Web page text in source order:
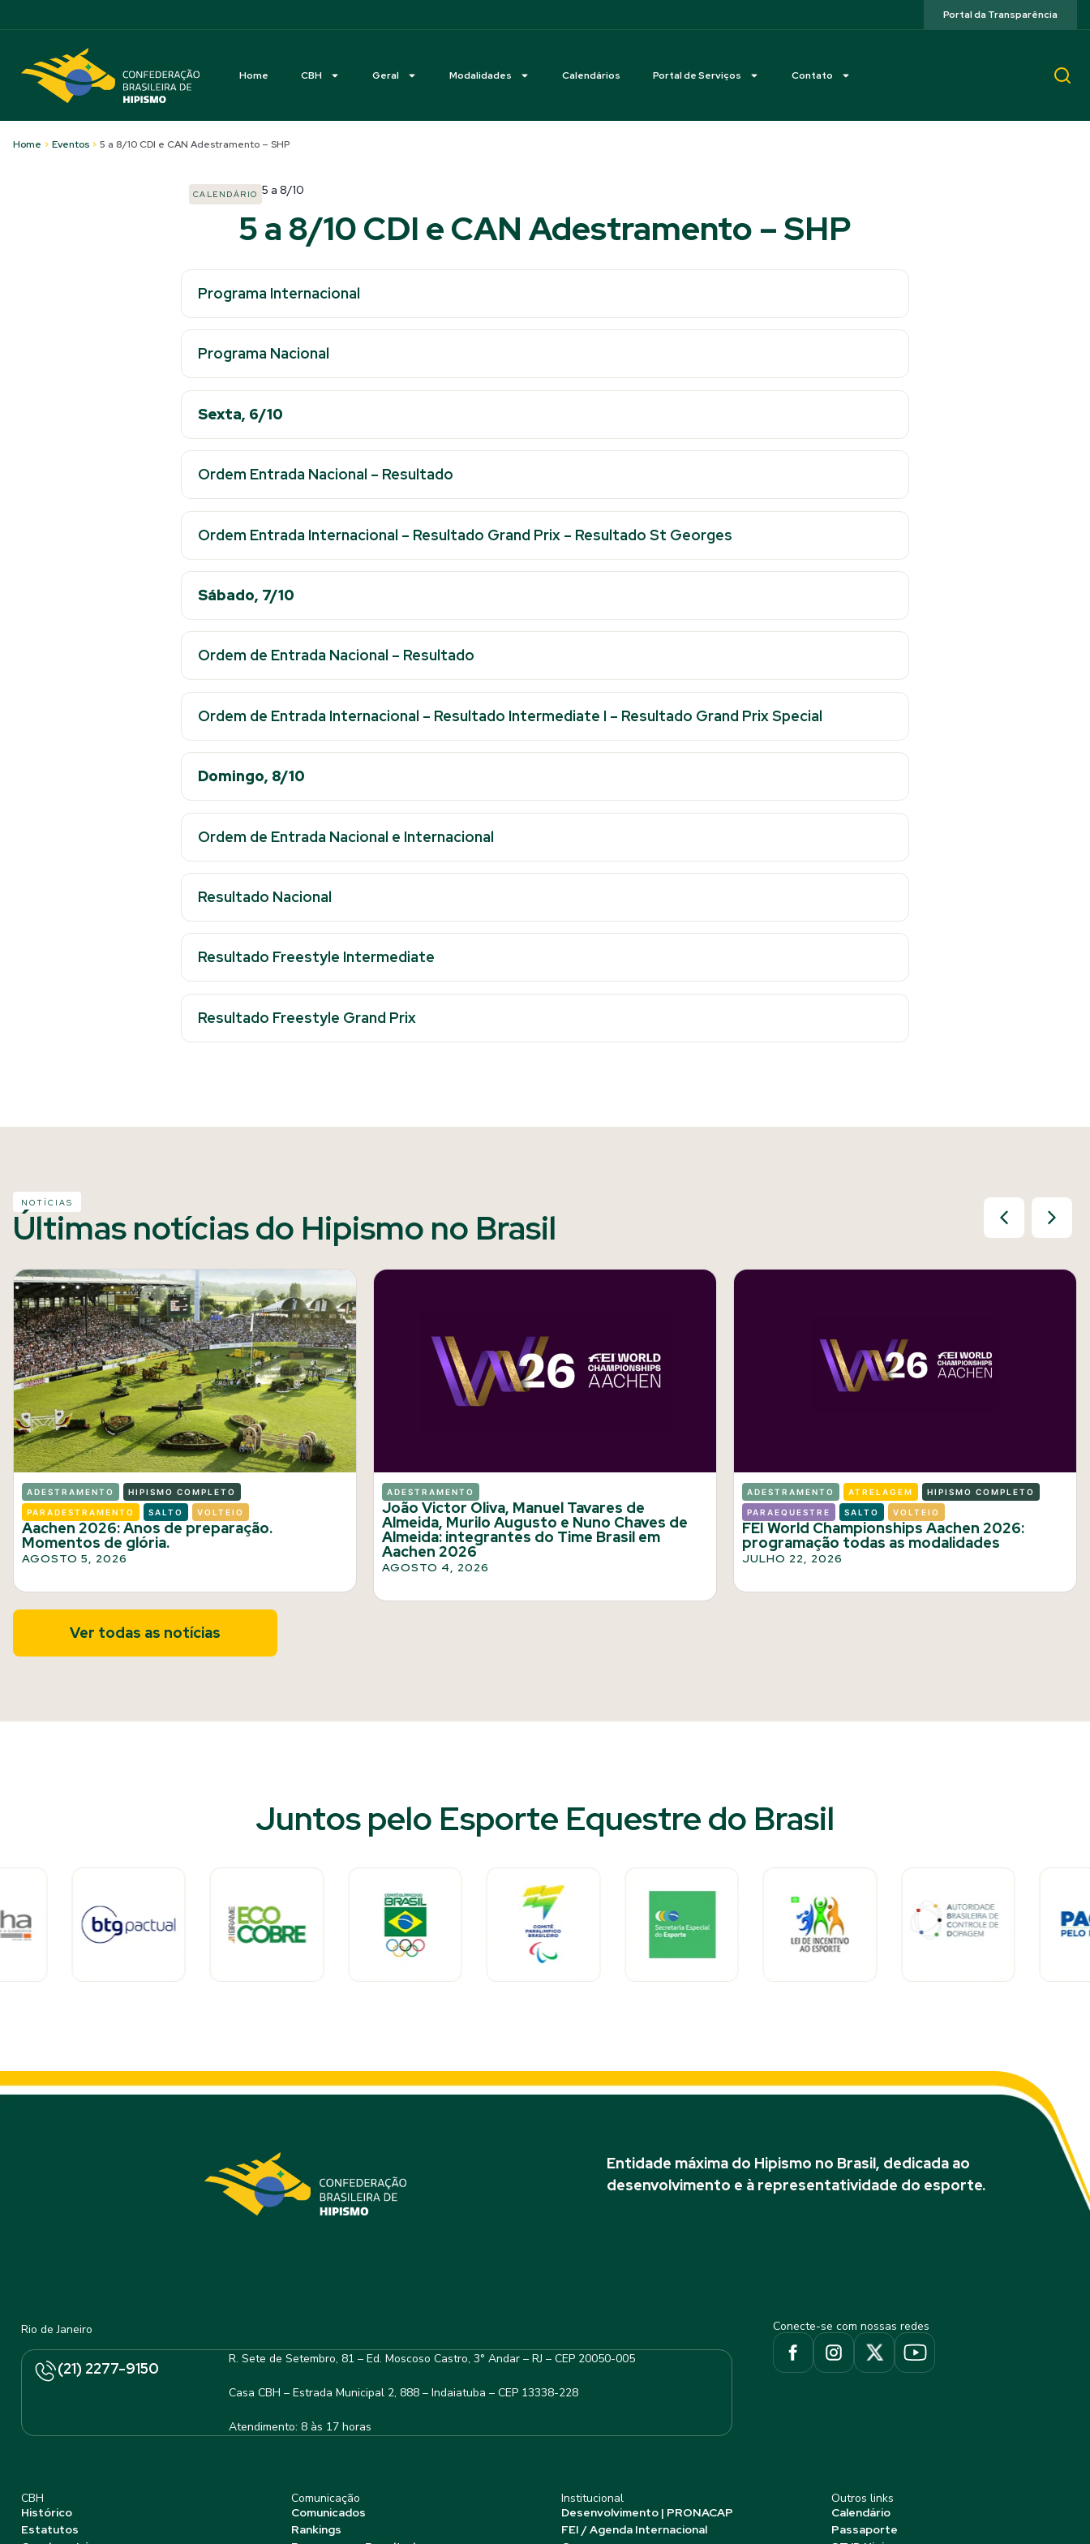
Portal da Transparência
Home CBH Geral Modalidades Calendários Portal de Serviços Contato
Home > Eventos > 5 a 8/10 CDI e CAN Adestramento – SHP
CALENDÁRIO 5 a 8/10
5 a 8/10 CDI e CAN Adestramento – SHP
Programa Internacional
Programa Nacional
Sexta, 6/10
Ordem Entrada Nacional – Resultado
Ordem Entrada Internacional – Resultado Grand Prix– Resultado St Georges
Sábado, 7/10
Ordem de Entrada Nacional – Resultado
Ordem de Entrada Internacional – Resultado Intermediate I – Resultado Grand Prix Special
Domingo, 8/10
Ordem de Entrada Nacional e Internacional
Resultado Nacional
Resultado Freestyle Intermediate
Resultado Freestyle Grand Prix
NOTÍCIAS
Últimas notícias do Hipismo no Brasil
ADESTRAMENTO HIPISMO COMPLETO
PARADESTRAMENTO SALTO VOLTEIO
Aachen 2026: Anos de preparação.
Momentos de glória.
AGOSTO 5, 2026
ADESTRAMENTO
João Victor Oliva, Manuel Tavares de
Almeida, Murilo Augusto e Nuno Chaves de
Almeida: integrantes do Time Brasil em
Aachen 2026
AGOSTO 4, 2026
ADESTRAMENTO ATRELAGEM HIPISMO COMPLETO
PARAEQUESTRE SALTO VOLTEIO
FEI World Championships Aachen 2026:
programação todas as modalidades
JULHO 22, 2026
Ver todas as notícias
Juntos pelo Esporte Equestre do Brasil​
Entidade máxima do Hipismo no Brasil, dedicada ao
desenvolvimento e à representatividade do esporte.
Rio de Janeiro
(21) 2277-9150
R. Sete de Setembro, 81 – Ed. Moscoso Castro, 3° Andar – RJ – CEP 20050-005
Casa CBH – Estrada Municipal 2, 888 – Indaiatuba – CEP 13338-228
Atendimento: 8 às 17 horas
Conecte-se com nossas redes
CBH
Histórico
Estatutos
Comunicação
Comunicados
Rankings
Institucional
Desenvolvimento | PRONACAP
FEI / Agenda Internacional
Outros links
Calendário
Passaporte